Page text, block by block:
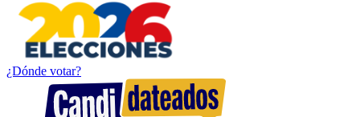
¿Dónde votar?